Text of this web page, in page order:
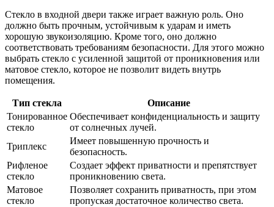
Стекло в входной двери также играет важную роль. Оно
должно быть прочным, устойчивым к ударам и иметь
хорошую звукоизоляцию. Кроме того, оно должно
соответствовать требованиям безопасности. Для этого можно
выбрать стекло с усиленной защитой от проникновения или
матовое стекло, которое не позволит видеть внутрь
помещения.
Тип стекла
Описание
Тонированное
стекло
Обеспечивает конфиденциальность и защиту
от солнечных лучей.
Триплекс
Имеет повышенную прочность и
безопасность.
Рифленое
стекло
Создает эффект приватности и препятствует
проникновению света.
Матовое
стекло
Позволяет сохранить приватность, при этом
пропуская достаточное количество света.